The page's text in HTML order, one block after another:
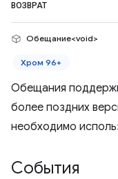
ВОЗВРАТ
Обещание<void>
Хром 96+
Обещания
более поздних
необходимо
События